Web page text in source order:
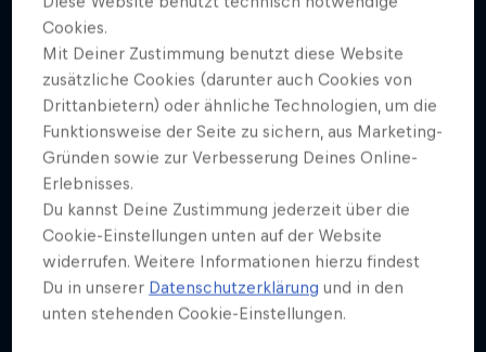
HEADER-BILD
Bene Rohlmann, Claudia Meitert, Picturedesk
COVER ARTWORK
Bene Rohlmann, Claudia Meitert, Picturedesk
Der Vorarlberger Schriftsteller erzählt jeden Monat
eine Geschichte über moderne Helden. Im neunten
Teil der Serie porträtiert er den ehemaligen
österreichischen Skispringer, der beim Skifliegen am
6. März 1976 in Oberstdorf einen perfekten Flug
Cookies.
Mit Deiner Zustimmung benutzt diese Website
zusätzliche Cookies (darunter auch Cookies von
Drittanbietern) oder ähnliche Technologien, um die
Funktionsweise der Seite zu sichern, aus Marketing-
Gründen sowie zur Verbesserung Deines Online-
Erlebnisses.
Du kannst Deine Zustimmung jederzeit über die
Cookie-Einstellungen unten auf der Website
widerrufen. Weitere Informationen hierzu findest
Du in unserer Datenschutzerklärung und in den
unten stehenden Cookie-Einstellungen.